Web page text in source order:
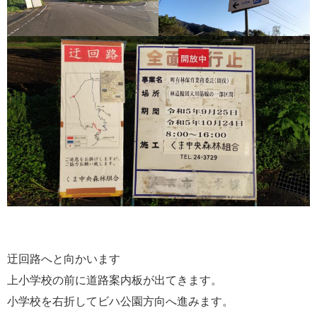
迂回路へと向かいます
上小学校の前に道路案内板が出てきます。
小学校を右折してビハ公園方向へ進みます。